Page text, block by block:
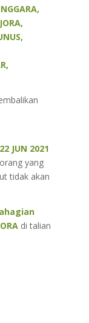
22 JUN 2021
yang
tidak akan
di talian